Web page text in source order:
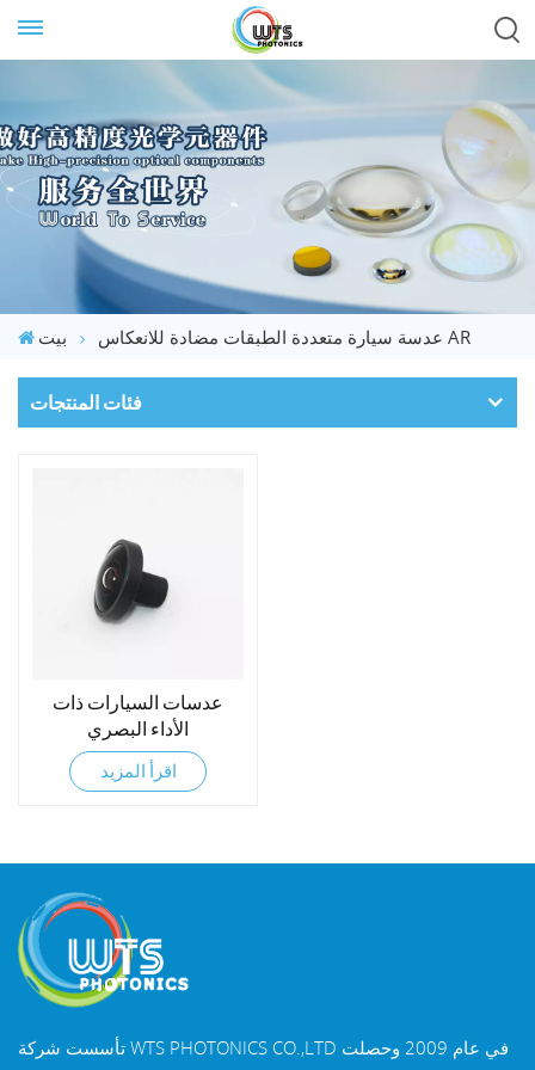
بيت عدسة سيارة متعددة الطبقات مضادة للانعكاس AR
فئات المنتجات
عدسات السيارات ذات
الأداء البصري
اقرأ المزيد
تأسست شركة WTS PHOTONICS CO.,LTD في عام 2009 وحصلت